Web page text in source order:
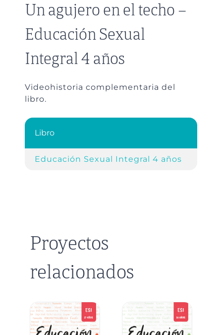
Un agujero en el techo –
Educación Sexual
Integral 4 años
Videohistoria complementaria del
libro.
Libro
Educación Sexual Integral 4 años
Proyectos
relacionados